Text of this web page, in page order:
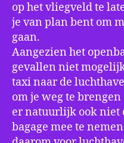
op het vliegveld te
je van plan bent om
gaan.
Aangezien het
gevallen niet
taxi naar de
om je weg te
er natuurlijk ook niet
bagage mee te